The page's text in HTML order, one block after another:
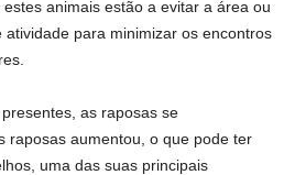
animais estão a evitar a área ou
para minimizar os encontros
as raposas se
raposas aumentou, o que pode ter
uma das suas principais